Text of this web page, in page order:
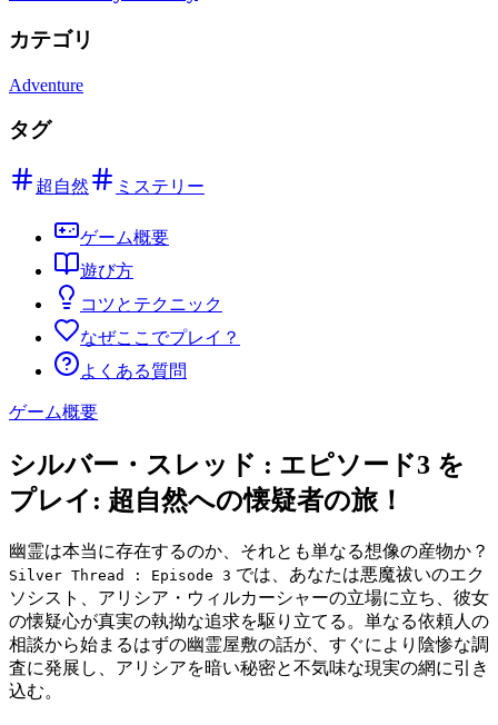
カテゴリ
Adventure
タグ
超自然 ミステリー
ゲーム概要
遊び方
コツとテクニック
なぜここでプレイ？
よくある質問
ゲーム概要
シルバー・スレッド : エピソード3 を
プレイ: 超自然への懐疑者の旅！
幽霊は本当に存在するのか、それとも単なる想像の産物か？
Silver Thread : Episode 3 では、あなたは悪魔祓いのエク
ソシスト、アリシア・ウィルカーシャーの立場に立ち、彼女
の懐疑心が真実の執拗な追求を駆り立てる。単なる依頼人の
相談から始まるはずの幽霊屋敷の話が、すぐにより陰惨な調
査に発展し、アリシアを暗い秘密と不気味な現実の網に引き
込む。